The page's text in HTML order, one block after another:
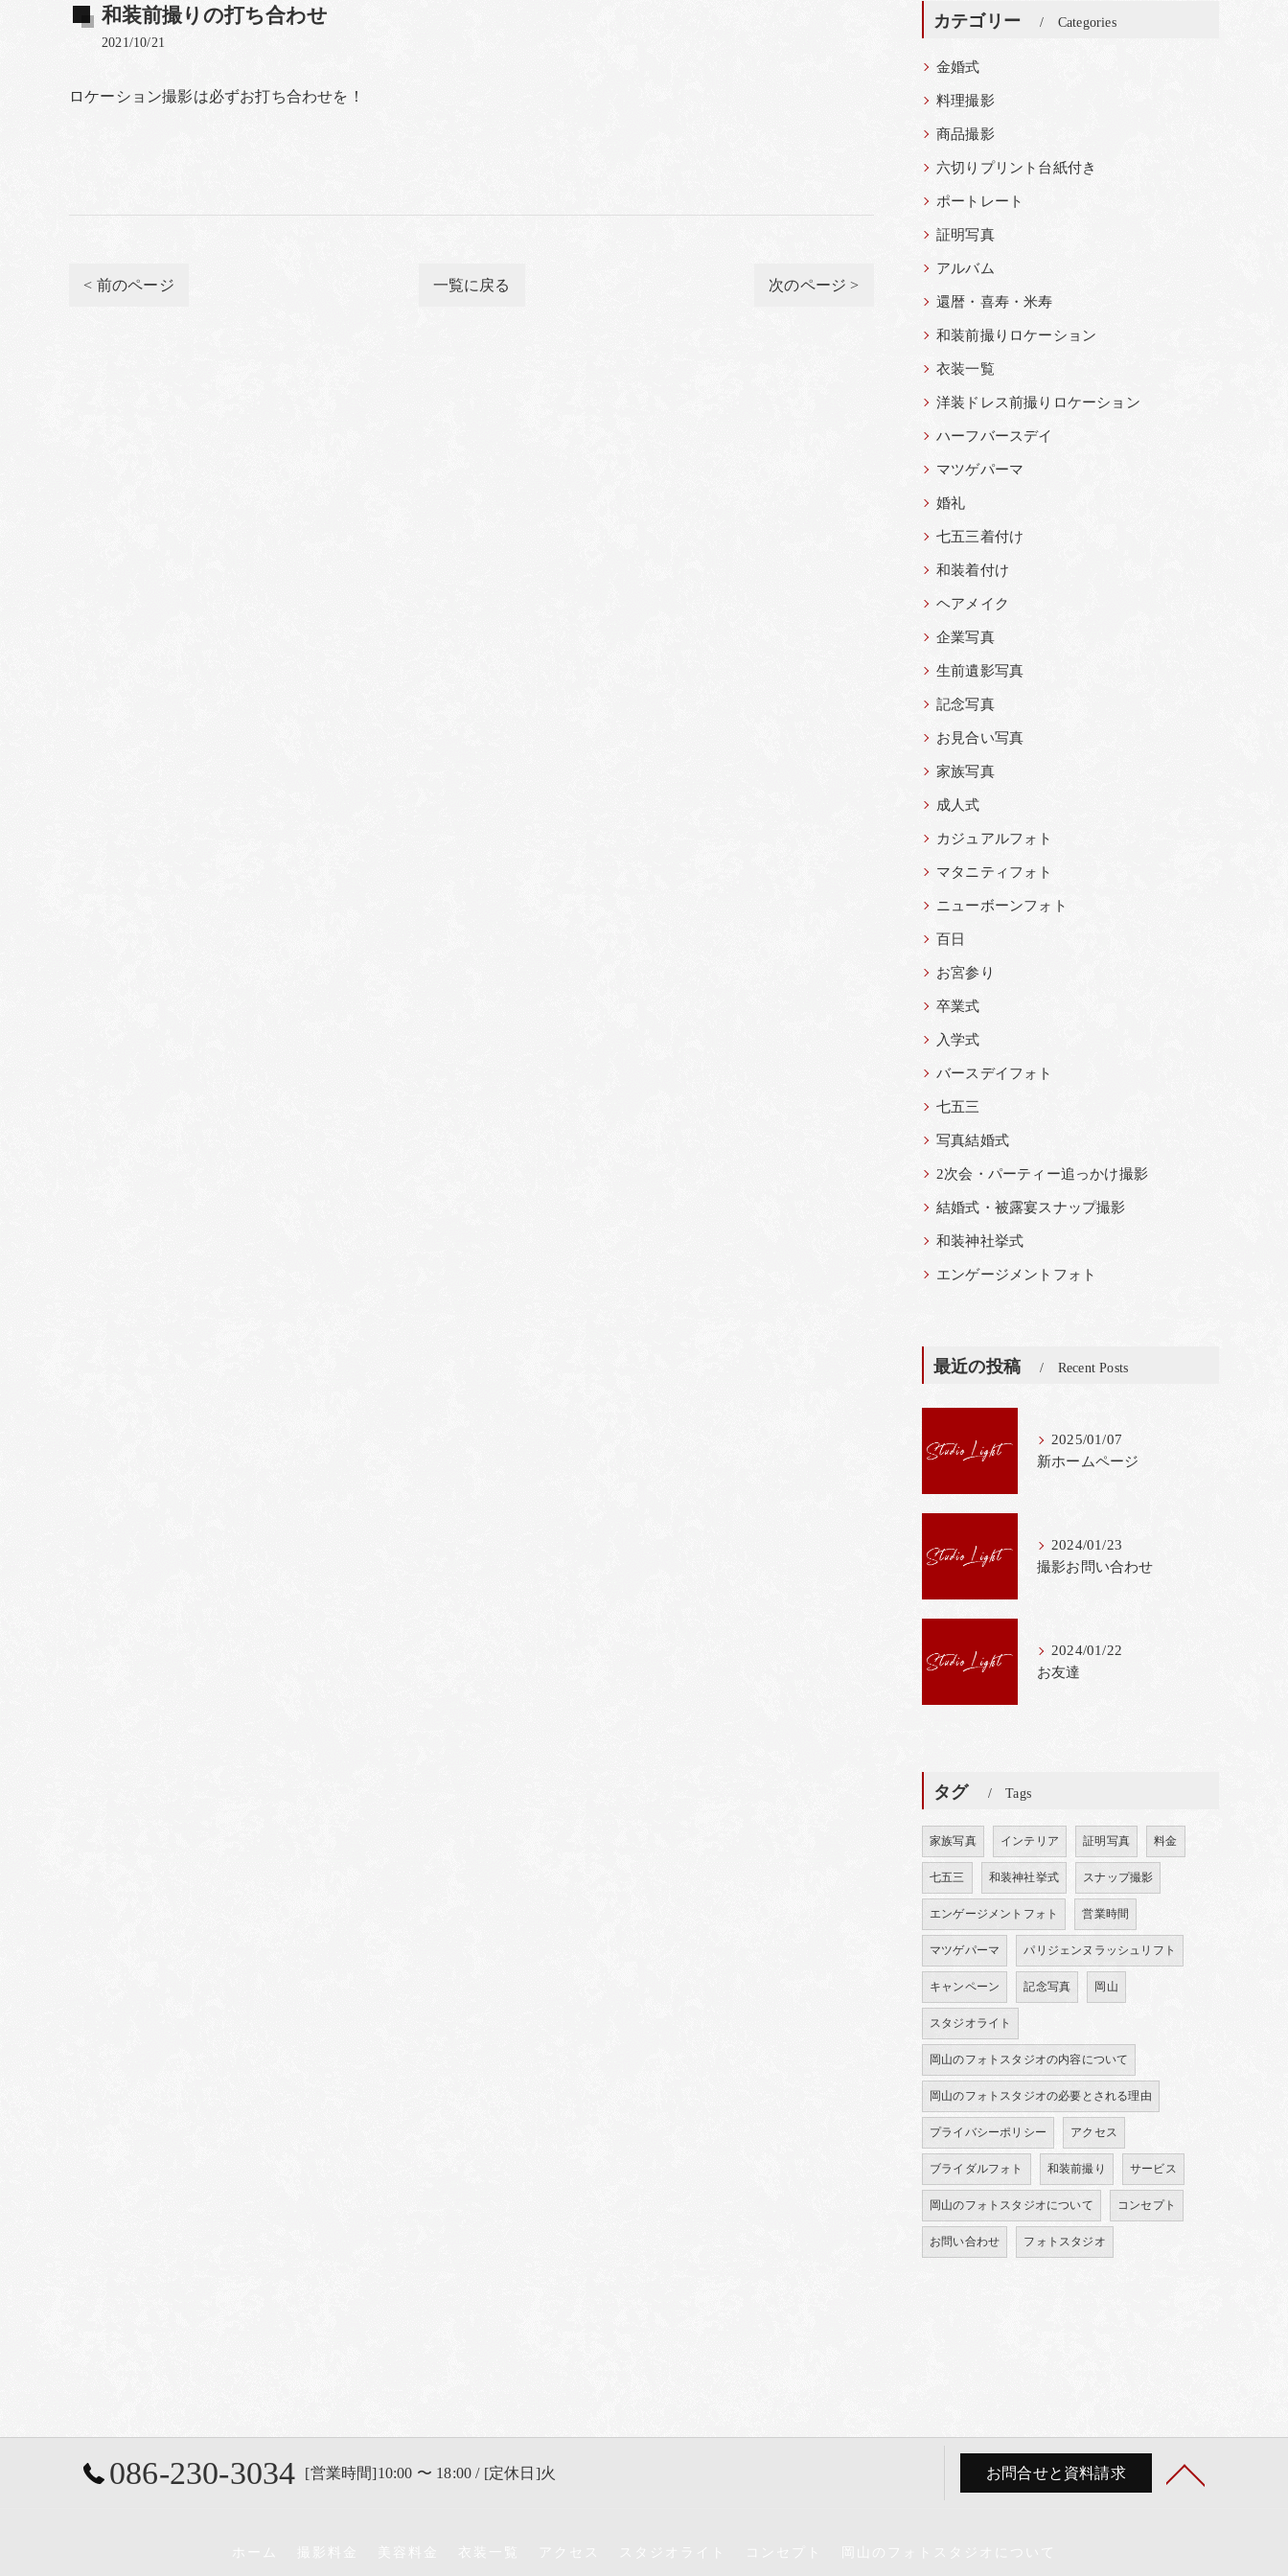
和装前撮りの打ち合わせ
2021/10/21
ロケーション撮影は必ずお打ち合わせを！
< 前のページ 一覧に戻る 次のページ >
カテゴリー Categories
金婚式
料理撮影
商品撮影
六切りプリント台紙付き
ポートレート
証明写真
アルバム
還暦・喜寿・米寿
和装前撮りロケーション
衣装一覧
洋装ドレス前撮りロケーション
ハーフバースデイ
マツゲパーマ
婚礼
七五三着付け
和装着付け
ヘアメイク
企業写真
生前遺影写真
記念写真
お見合い写真
家族写真
成人式
カジュアルフォト
マタニティフォト
ニューボーンフォト
百日
お宮参り
卒業式
入学式
バースデイフォト
七五三
写真結婚式
2次会・パーティー追っかけ撮影
結婚式・被露宴スナップ撮影
和装神社挙式
エンゲージメントフォト
最近の投稿 Recent Posts
2025/01/07
新ホームページ
2024/01/23
撮影お問い合わせ
2024/01/22
お友達
タグ Tags
家族写真 インテリア 証明写真 料金
七五三 和装神社挙式 スナップ撮影
エンゲージメントフォト 営業時間
マツゲパーマ パリジェンヌラッシュリフト
キャンペーン 記念写真 岡山
スタジオライト
岡山のフォトスタジオの内容について
岡山のフォトスタジオの必要とされる理由
プライバシーポリシー アクセス
ブライダルフォト 和装前撮り サービス
岡山のフォトスタジオについて コンセプト
お問い合わせ フォトスタジオ
086-230-3034 [営業時間]10:00 〜 18:00 / [定休日]火 お問合せと資料請求